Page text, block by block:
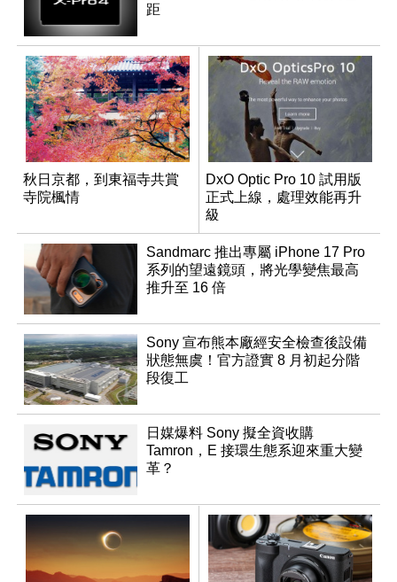
距
秋日京都，到東福寺共賞
寺院楓情
DxO Optic Pro 10 試用版
正式上線，處理效能再升
級
Sandmarc 推出專屬 iPhone 17 Pro
系列的望遠鏡頭，將光學變焦最高
推升至 16 倍
Sony 宣布熊本廠經安全檢查後設備
狀態無虞！官方證實 8 月初起分階
段復工
日媒爆料 Sony 擬全資收購
Tamron，E 接環生態系迎來重大變
革？